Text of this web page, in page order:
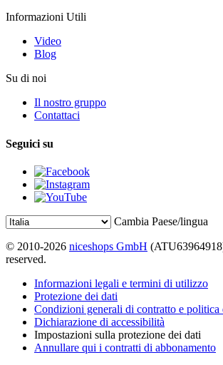
Informazioni Utili
Video
Blog
Su di noi
Il nostro gruppo
Contattaci
Seguici su
Cambia Paese/lingua
© 2010-2026 niceshops GmbH
reserved.
Informazioni legali e termini di utilizzo
Protezione dei dati
Condizioni generali di contratto e politica
Dichiarazione di accessibilità
Impostazioni sulla protezione dei dati
Annullare qui i contratti di abbonamento